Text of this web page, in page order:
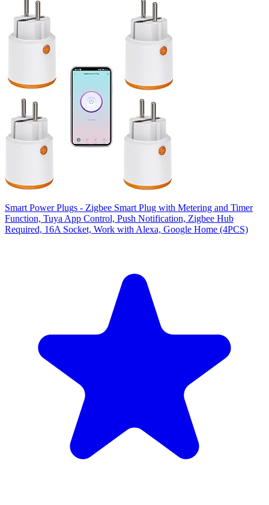
Smart Power Plugs - Zigbee Smart Plug with Metering and Timer
Function, Tuya App Control, Push Notification, Zigbee Hub
Required, 16A Socket, Work with Alexa, Google Home (4PCS)